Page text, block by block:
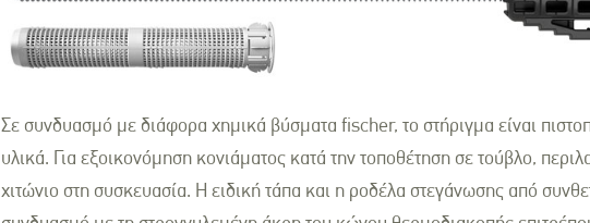
Σε συνδυασμό με διάφορα χημικά βύσματα fischer, το στήριγμα είναι
υλικά. Για εξοικονόμηση κονιάματος κατά την τοποθέτηση σε τούβλο,
χιτώνιο στη συσκευασία. Η ειδική τάπα και η ροδέλα στεγάνωσης από